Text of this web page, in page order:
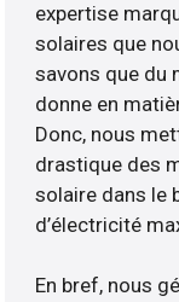
expertise
solaires que
savons que du
donne en
Donc, nous
drastique des
solaire dans le
d’électricité
En bref, nous